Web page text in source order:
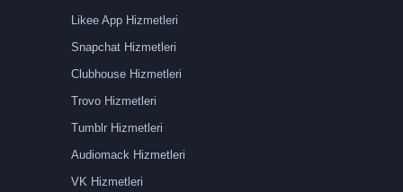
Likee App Hizmetleri
Snapchat Hizmetleri
Clubhouse Hizmetleri
Trovo Hizmetleri
Tumblr Hizmetleri
Audiomack Hizmetleri
VK Hizmetleri